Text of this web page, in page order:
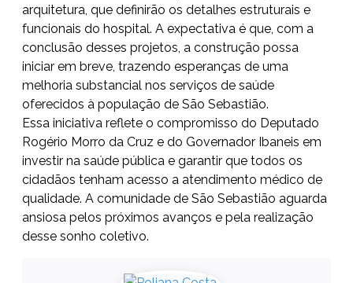
arquitetura, que definirão os detalhes estruturais e
funcionais do hospital. A expectativa é que, com a
conclusão desses projetos, a construção possa
iniciar em breve, trazendo esperanças de uma
melhoria substancial nos serviços de saúde
oferecidos à população de São Sebastião.
Essa iniciativa reflete o compromisso do Deputado
Rogério Morro da Cruz e do Governador Ibaneis em
investir na saúde pública e garantir que todos os
cidadãos tenham acesso a atendimento médico de
qualidade. A comunidade de São Sebastião aguarda
ansiosa pelos próximos avanços e pela realização
desse sonho coletivo.